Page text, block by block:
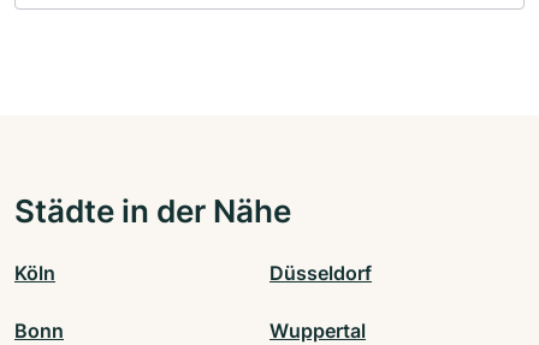
Städte in der Nähe
Köln Düsseldorf
Bonn Wuppertal